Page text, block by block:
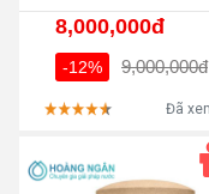
8,000,000đ
-12% 9,000,000đ
Đã